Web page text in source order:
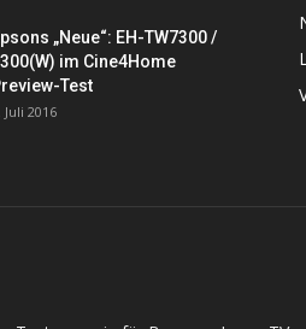
„Neue“: EH-TW7300 /
im Cine4Home
Test
Juli 2016